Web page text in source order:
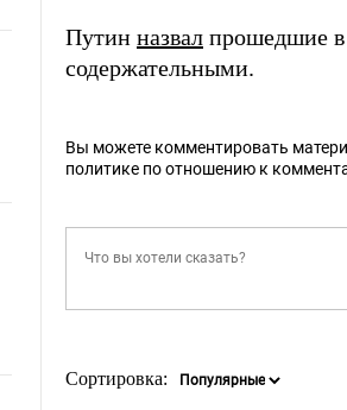
Путин назвал прошедшие в
содержательными.
Вы можете комментировать
политике по отношению к
Сортировка: